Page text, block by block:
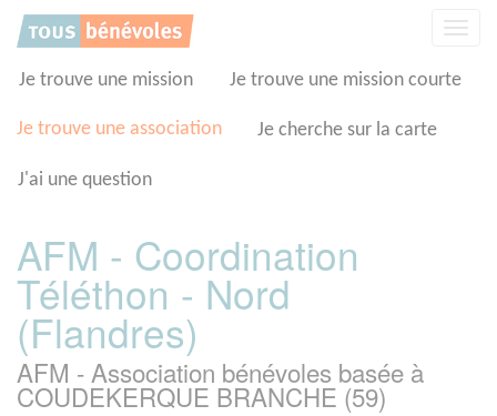
Je trouve une mission Je trouve une mission courte
Je trouve une association Je cherche sur la carte
J'ai une question
AFM - Coordination
Téléthon - Nord
(Flandres)
AFM - Association bénévoles basée à
COUDEKERQUE BRANCHE (59)
Panneau de gestion des cookies